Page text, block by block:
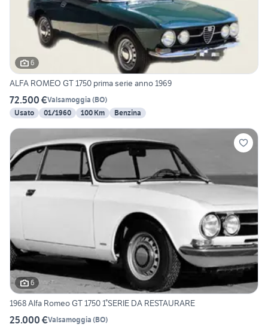
6
ALFA ROMEO GT 1750 prima serie anno 1969
72.500 €Valsamoggia (BO)
Usato
01/1960 100 Km Benzina
6
1968 Alfa Romeo GT 1750 1°SERIE DA RESTAURARE
25.000 €Valsamoggia (BO)